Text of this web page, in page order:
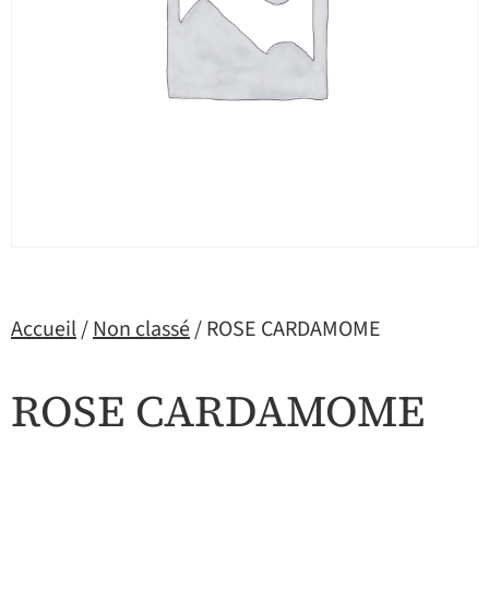
Accueil/Non classé/ ROSE CARDAMOME
ROSE CARDAMOME